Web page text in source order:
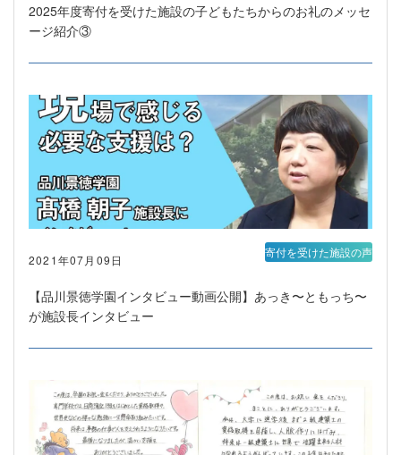
2025年度寄付を受けた施設の子どもたちからのお礼のメッセ
ージ紹介③
2021年07月09日
【品川景徳学園インタビュー動画公開】あっき〜ともっち〜
が施設長インタビュー
寄付を受けた施設の声